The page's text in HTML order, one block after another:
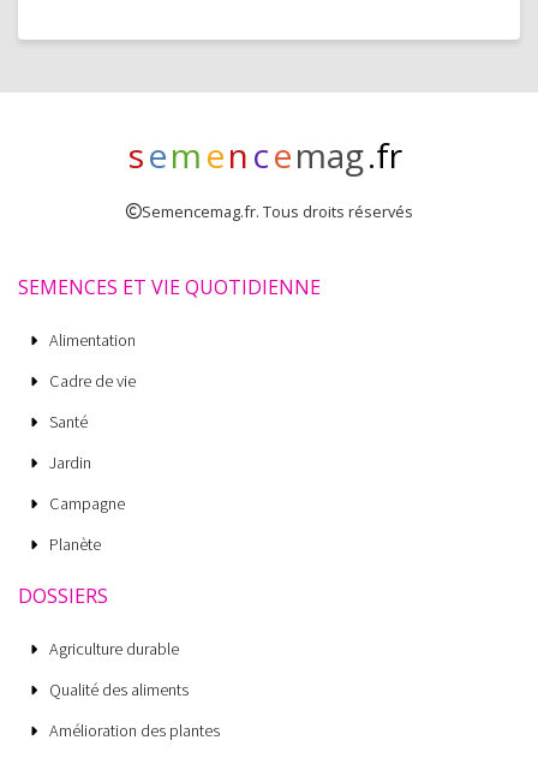
semencemag.fr
Semencemag.fr. Tous droits réservés
SEMENCES ET VIE QUOTIDIENNE
Alimentation
Cadre de vie
Santé
Jardin
Campagne
Planète
DOSSIERS
Agriculture durable
Qualité des aliments
Amélioration des plantes